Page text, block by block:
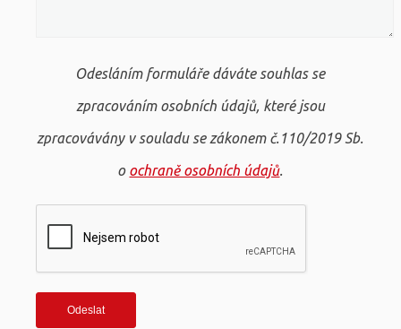
Odesláním formuláře dáváte souhlas se
zpracováním osobních údajů, které jsou
zpracovávány v souladu se zákonem č.110/2019 Sb.
o ochraně osobních údajů.